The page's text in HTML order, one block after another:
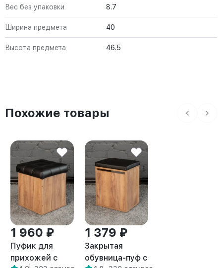
Вес без упаковки 8.7
Ширина предмета 40
Высота предмета 46.5
Похожие товары
1 960 ₽
Пуфик для
прихожей с
1 379 ₽
Закрытая
обувница-пуф с